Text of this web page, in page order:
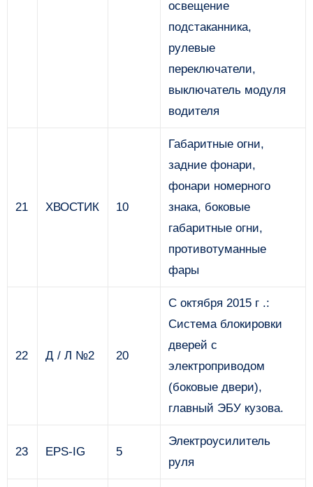
освещение
подстаканника,
рулевые
переключатели,
выключатель модуля
водителя
21 ХВОСТИК 10
Габаритные огни,
задние фонари,
фонари номерного
знака, боковые
габаритные огни,
противотуманные
фары
22 Д / Л №2 20
С октября 2015 г .:
Система блокировки
дверей с
электроприводом
(боковые двери),
главный ЭБУ кузова.
23 EPS-IG 5
Электроусилитель
руля